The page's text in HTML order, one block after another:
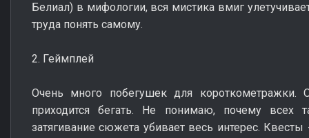
Белиал) в мифологии, вся мистика вмиг
труда понять самому.
2. Геймплей
Очень много побегушек для
приходится бегать. Не понимаю, почему всех
затягивание сюжета убивает весь интерес.